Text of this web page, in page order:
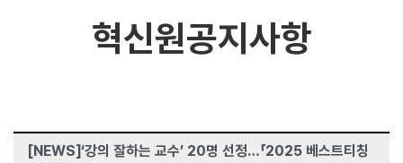
혁신원공지사항
[NEWS]‘강의 잘하는 교수’ 20명 선정…「2025 베스트티칭